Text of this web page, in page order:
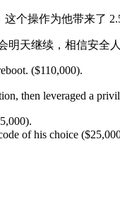
个操作为他带来了
明天继续，相信安全
($110,000).
then leveraged a
of his choice